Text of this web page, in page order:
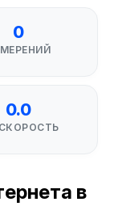
0
0.0
в